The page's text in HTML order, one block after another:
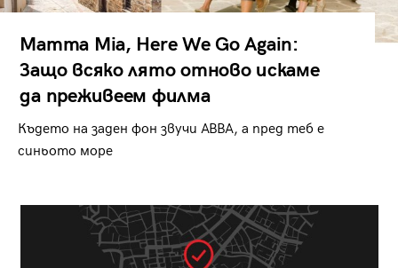
Mamma Mia, Here We Go Again:
Защо всяко лято отново искаме
да преживеем филма
Където на заден фон звучи ABBA, а пред теб е
синьото море